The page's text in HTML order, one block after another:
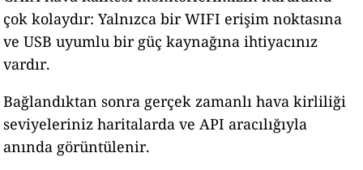
çok kolaydır: Yalnızca bir WIFI erişim noktasına
ve USB uyumlu bir güç kaynağına ihtiyacınız
vardır.
Bağlandıktan sonra gerçek zamanlı hava kirliliği
seviyeleriniz haritalarda ve API aracılığıyla
anında görüntülenir.